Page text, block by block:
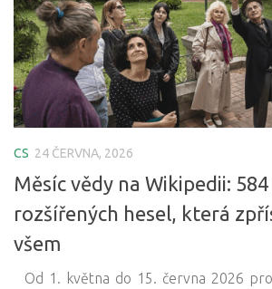
CS 24 ČERVNA, 2026
Měsíc vědy na Wikipedii:
rozšířených hesel, která
všem
Od 1. května do 15. června 2026